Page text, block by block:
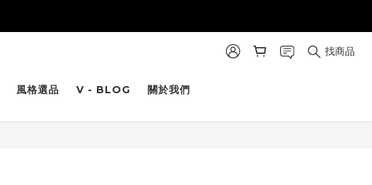
找商品
風格選品 V - BLOG 關於我們